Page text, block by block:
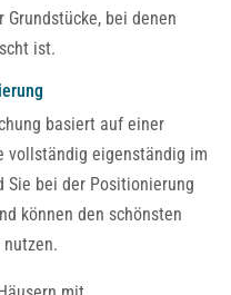
bei denen
ist.
basiert auf einer
vollständig eigenständig im
Sie bei der Positionierung
können den schönsten